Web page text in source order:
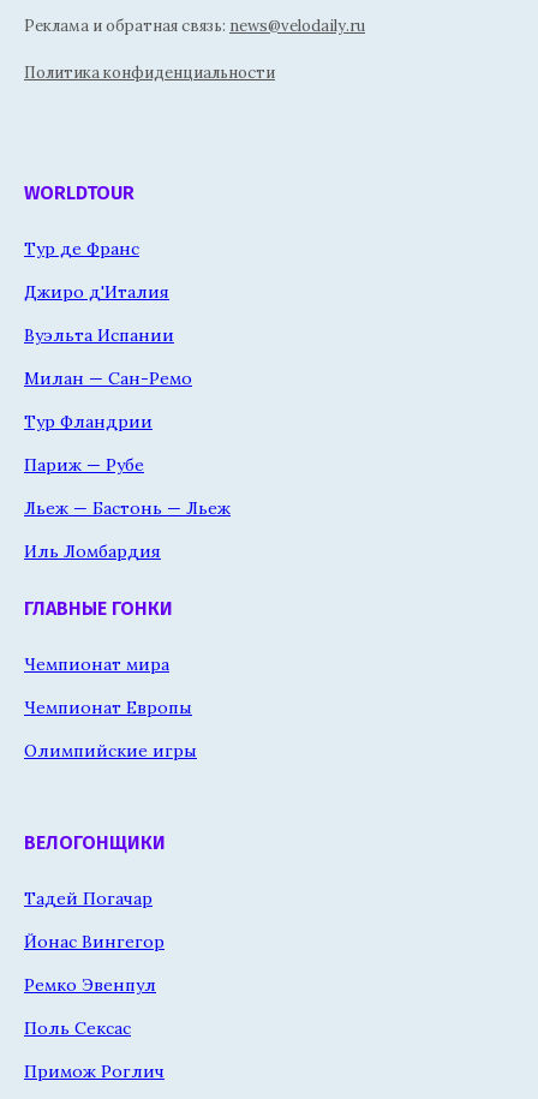
Реклама и обратная связь: news@velodaily.ru
Политика конфиденциальности
WORLDTOUR
Тур де Франс
Джиро д'Италия
Вуэльта Испании
Милан — Сан-Ремо
Тур Фландрии
Париж — Рубе
Льеж — Бастонь — Льеж
Иль Ломбардия
ГЛАВНЫЕ ГОНКИ
Чемпионат мира
Чемпионат Европы
Олимпийские игры
ВЕЛОГОНЩИКИ
Тадей Погачар
Йонас Вингегор
Ремко Эвенпул
Поль Сексас
Примож Роглич